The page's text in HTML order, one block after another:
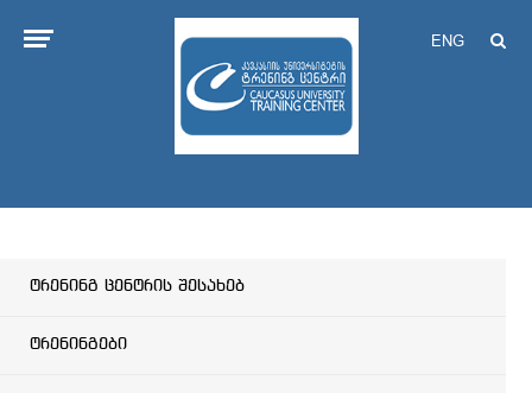
ENG
ტრენინგ ცენტრის შესახებ
ტრენინგები